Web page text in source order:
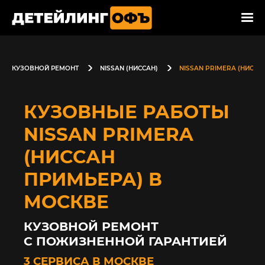
КУЗОВНОЙ РЕМОНТ NISSAN (НИССАН) NISSAN PRIMERA
КУЗОВНЫЕ РАБОТЫ
NISSAN PRIMERA
(НИССАН
ПРИМЬЕРА) В
МОСКВЕ
КУЗОВНОЙ РЕМОНТ
С ПОЖИЗНЕННОЙ ГАРАНТИЕЙ
3 СЕРВИСА В МОСКВЕ